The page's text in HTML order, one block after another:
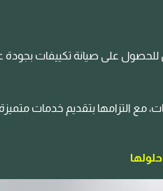
للحصول على صيانة تكييفات بجودة
مع التزامها بتقديم خدمات